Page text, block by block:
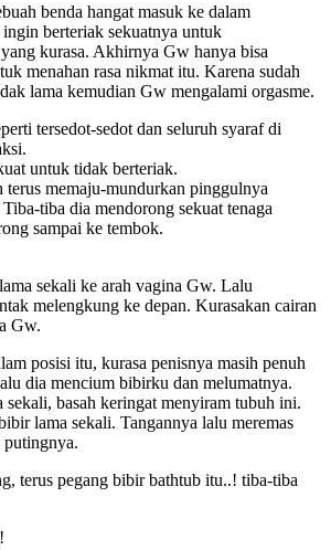
benda hangat masuk ke dalam
berteriak sekuatnya untuk
kurasa. Akhirnya Gw hanya bisa
menahan rasa nikmat itu. Karena sudah
lama kemudian Gw mengalami orgasme.
tersedot-sedot dan seluruh syaraf di
untuk tidak berteriak.
memaju-mundurkan pinggulnya
tiba dia mendorong sekuat tenaga
sampai ke tembok.
sekali ke arah vagina Gw. Lalu
melengkung ke depan. Kurasakan cairan
Gw.
posisi itu, kurasa penisnya masih penuh
dia mencium bibirku dan melumatnya.
sekali, basah keringat menyiram tubuh ini.
lama sekali. Tangannya lalu meremas
putingnya.
terus pegang bibir bathtub itu..! tiba-tiba